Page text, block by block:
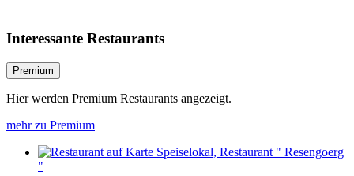
Interessante Restaurants
Premium
Hier werden Premium Restaurants angezeigt.
mehr zu Premium
Speiselokal, Restaurant " Resengoerg
"